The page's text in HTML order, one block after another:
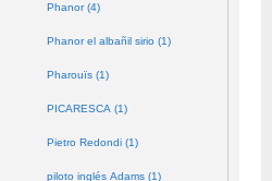
Phanor (4)
Phanor el albañil sirio (1)
Pharouïs (1)
PICARESCA (1)
Pietro Redondi (1)
piloto inglés Adams (1)